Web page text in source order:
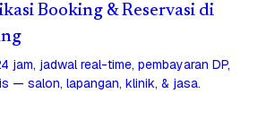
Booking & Reservasi di
jam, jadwal real-time, pembayaran DP,
— salon, lapangan, klinik, & jasa.